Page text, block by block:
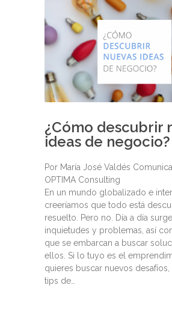
¿Cómo descubrir
ideas de negocio?
Por María José Valdés
OPTIMA Consulting
En un mundo globalizado e
creeríamos que todo está
resuelto. Pero no. Día a día
inquietudes y problemas, así
que se embarcan a buscar
ellos. Si lo tuyo es el
quieres buscar nuevos desafíos,
tips de…